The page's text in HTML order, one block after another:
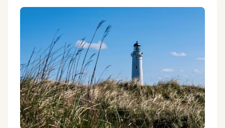
l’avis de HAATCH sur les nouveaux standards !